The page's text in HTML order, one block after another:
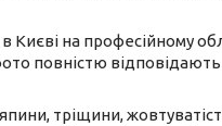
Києві на професійному
повністю
тріщини,